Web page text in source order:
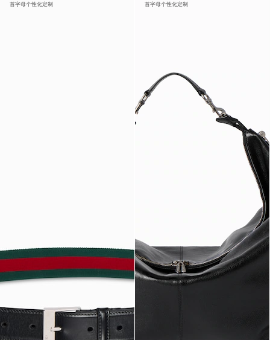
首字母个性化定制 首字母个性化定制